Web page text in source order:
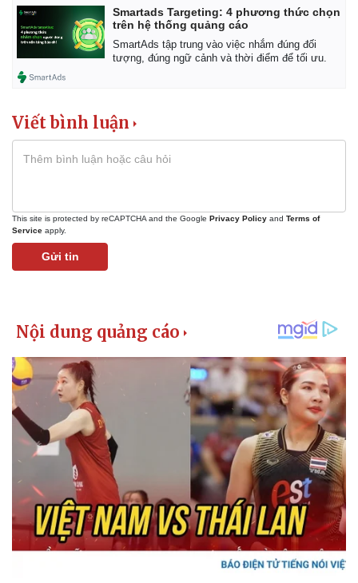
Smartads Targeting: 4 phương thức chọn
trên hệ thống quảng cáo
SmartAds tập trung vào việc nhắm đúng đối
tượng, đúng ngữ cảnh và thời điểm để tối ưu.
Viết bình luận
This site is protected by reCAPTCHA and the Google Privacy Policy and Terms of
Service apply.
Gửi tin